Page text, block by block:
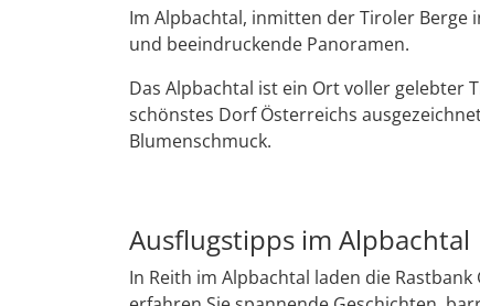
Im Alpbachtal, inmitten der Tiroler Berge
und beeindruckende Panoramen.
Das Alpbachtal ist ein Ort voller gelebter
schönstes Dorf Österreichs
Blumenschmuck.
Ausflugstipps im Alpbachtal
In Reith im Alpbachtal laden die